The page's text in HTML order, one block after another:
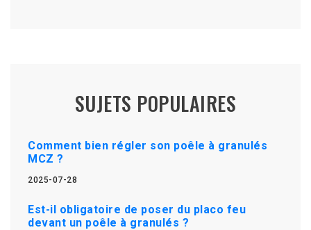
SUJETS POPULAIRES
Comment bien régler son poêle à granulés
MCZ ?
2025-07-28
Est-il obligatoire de poser du placo feu
devant un poêle à granulés ?